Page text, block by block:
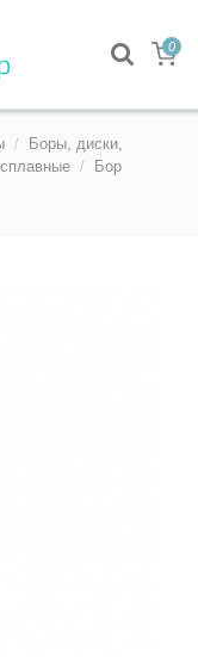
0
Боры, диски,
Бор